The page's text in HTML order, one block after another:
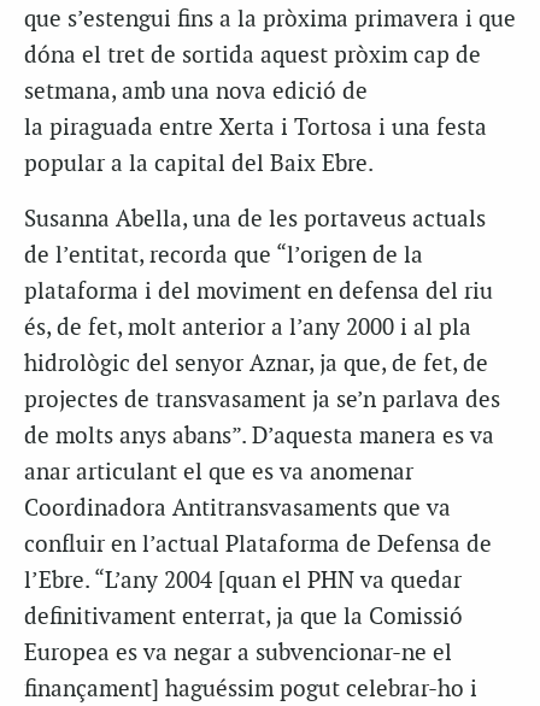
que s’estengui fins a la pròxima primavera i que
dóna el tret de sortida aquest pròxim cap de
setmana, amb una nova edició de
la piraguada entre Xerta i Tortosa i una festa
popular a la capital del Baix Ebre.
Susanna Abella, una de les portaveus actuals
de l’entitat, recorda que “l’origen de la
plataforma i del moviment en defensa del riu
és, de fet, molt anterior a l’any 2000 i al pla
hidrològic del senyor Aznar, ja que, de fet, de
projectes de transvasament ja se’n parlava des
de molts anys abans”. D’aquesta manera es va
anar articulant el que es va anomenar
Coordinadora Antitransvasaments que va
confluir en l’actual Plataforma de Defensa de
l’Ebre. “L’any 2004 [quan el PHN va quedar
definitivament enterrat, ja que la Comissió
Europea es va negar a subvencionar-ne el
finançament] haguéssim pogut celebrar-ho i